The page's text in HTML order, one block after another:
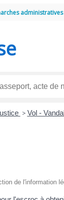
administratives
> Vol -
de l'information